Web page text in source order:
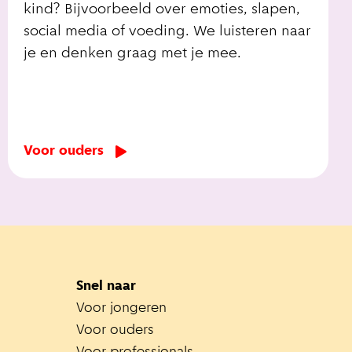
kind? Bijvoorbeeld over emoties, slapen,
social media of voeding. We luisteren naar
je en denken graag met je mee.
Voor ouders
Snel naar
Voor jongeren
Voor ouders